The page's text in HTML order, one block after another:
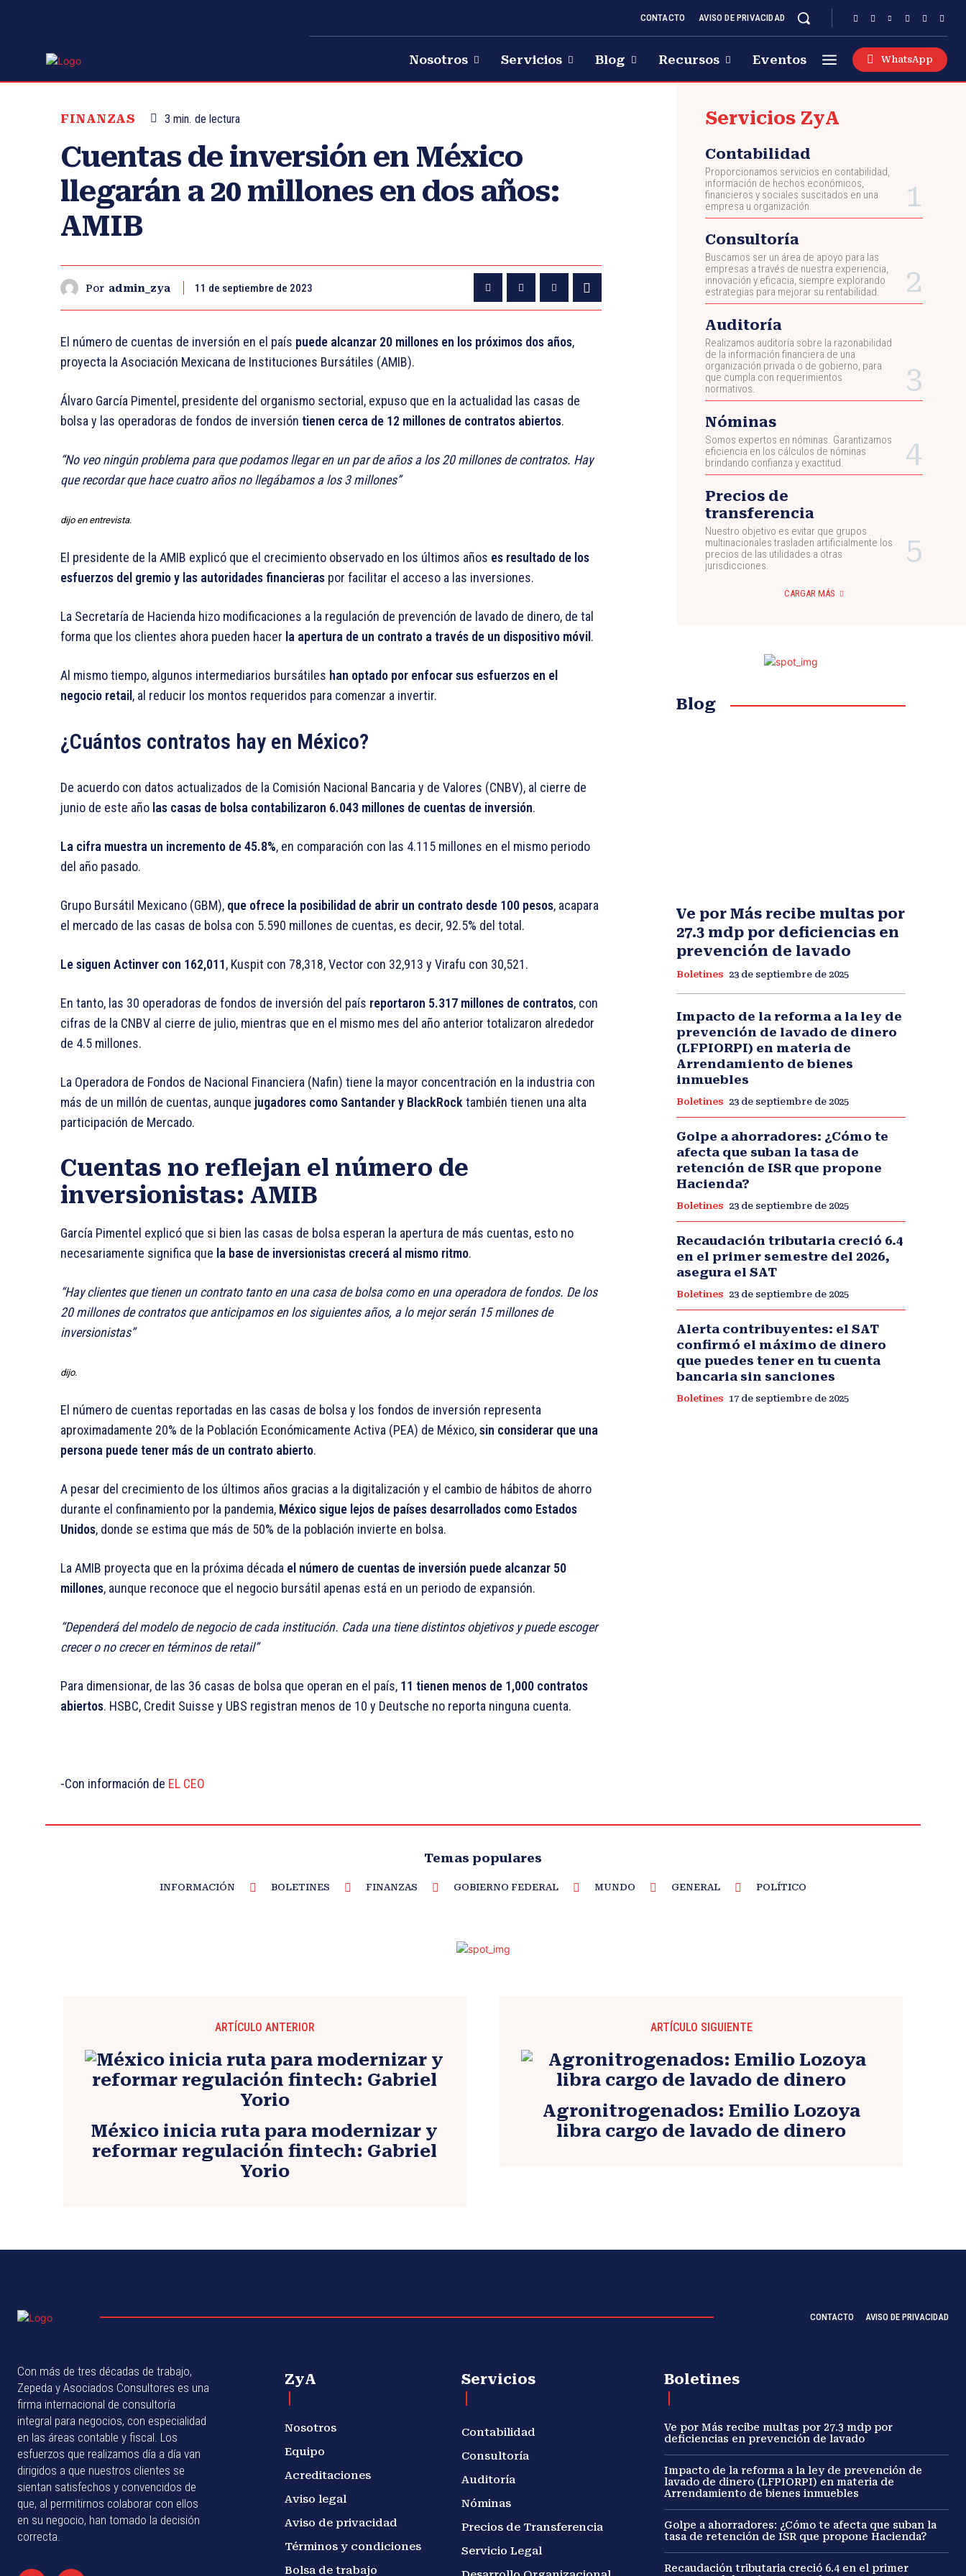
CONTACTO AVISO DE PRIVACIDAD
Nosotros Servicios Blog Recursos Eventos WhatsApp
FINANZAS 3 min. de lectura
Cuentas de inversión en México
llegarán a 20 millones en dos años:
AMIB
Por admin_zya 11 de septiembre de 2023
El número de cuentas de inversión en el país puede alcanzar 20 millones en los próximos dos años,
proyecta la Asociación Mexicana de Instituciones Bursátiles (AMIB).
Álvaro García Pimentel, presidente del organismo sectorial, expuso que en la actualidad las casas de
bolsa y las operadoras de fondos de inversión tienen cerca de 12 millones de contratos abiertos.
No veo ningún problema para que podamos llegar en un par de años a los 20 millones de contratos. Hay
que recordar que hace cuatro años no llegábamos a los 3 millones
dijo en entrevista.
El presidente de la AMIB explicó que el crecimiento observado en los últimos años es resultado de los
esfuerzos del gremio y las autoridades financieras por facilitar el acceso a las inversiones.
La Secretaría de Hacienda hizo modificaciones a la regulación de prevención de lavado de dinero, de tal
forma que los clientes ahora pueden hacer la apertura de un contrato a través de un dispositivo móvil .
Al mismo tiempo, algunos intermediarios bursátiles han optado por enfocar sus esfuerzos en el
negocio retail , al reducir los montos requeridos para comenzar a invertir.
¿Cuántos contratos hay en México?
De acuerdo con datos actualizados de la Comisión Nacional Bancaria y de Valores (CNBV), al cierre de
junio de este año las casas de bolsa contabilizaron 6.043 millones de cuentas de inversión.
La cifra muestra un incremento de 45.8%, en comparación con las 4.115 millones en el mismo periodo
del año pasado.
Grupo Bursátil Mexicano (GBM), que ofrece la posibilidad de abrir un contrato desde 100 pesos, acapara
el mercado de las casas de bolsa con 5.590 millones de cuentas, es decir, 92.5% del total.
Le siguen Actinver con 162,011, Kuspit con 78,318, Vector con 32,913 y Virafu con 30,521.
En tanto, las 30 operadoras de fondos de inversión del país reportaron 5.317 millones de contratos, con
cifras de la CNBV al cierre de julio, mientras que en el mismo mes del año anterior totalizaron alrededor
de 4.5 millones.
La Operadora de Fondos de Nacional Financiera (Nafin) tiene la mayor concentración en la industria con
más de un millón de cuentas, aunque jugadores como Santander y BlackRocktambién tienen una alta
participación de Mercado.
Cuentas no reflejan el número de
inversionistas: AMIB
García Pimentel explicó que si bien las casas de bolsa esperan la apertura de más cuentas, esto no
necesariamente significa que la base de inversionistas crecerá al mismo ritmo.
Hay clientes que tienen un contrato tanto en una casa de bolsa como en una operadora de fondos. De los
20 millones de contratos que anticipamos en los siguientes años, a lo mejor serán 15 millones de
inversionistas
dijo.
El número de cuentas reportadas en las casas de bolsa y los fondos de inversión representa
aproximadamente 20% de la Población Económicamente Activa (PEA) de México,sin considerar que una
persona puede tener más de un contrato abierto.
A pesar del crecimiento de los últimos años gracias a la digitalización y el cambio de hábitos de ahorro
durante el confinamiento por la pandemia, México sigue lejos de países desarrollados como Estados
Unidos, donde se estima que más de 50% de la población invierte en bolsa.
La AMIB proyecta que en la próxima década el número de cuentas de inversión puede alcanzar 50
millones, aunque reconoce que el negocio bursátil apenas está en un periodo de expansión.
Dependerá del modelo de negocio de cada institución. Cada una tiene distintos objetivos y puede escoger
crecer o no crecer en términos de retail
Para dimensionar, de las 36 casas de bolsa que operan en el país, 11 tienen menos de 1,000 contratos
abiertos. HSBC, Credit Suisse y UBS registran menos de 10 y Deutsche no reporta ninguna cuenta.
-Con información de EL CEO
Servicios ZyA
Contabilidad
Proporcionamos servicios en contabilidad,
información de hechos económicos,
financieros y sociales suscitados en una
empresa u organización.
Consultoría
Buscamos ser un área de apoyo para las
empresas a través de nuestra experiencia,
innovación y eficacia, siempre explorando
estrategias para mejorar su rentabilidad.
Auditoría
Realizamos auditoría sobre la razonabilidad
de la información financiera de una
organización privada o de gobierno, para
que cumpla con requerimientos
normativos.
Nóminas
Somos expertos en nóminas. Garantizamos
eficiencia en los cálculos de nóminas
brindando confianza y exactitud.
Precios de
transferencia
Nuestro objetivo es evitar que grupos
multinacionales trasladen artificialmente los
precios de las utilidades a otras
jurisdicciones.
CARGAR MÁS
Blog
Ve por Más recibe multas por
27.3 mdp por deficiencias en
prevención de lavado
Boletines 23 de septiembre de 2025
Impacto de la reforma a la ley de
prevención de lavado de dinero
(LFPIORPI) en materia de
Arrendamiento de bienes
inmuebles
Boletines 23 de septiembre de 2025
Golpe a ahorradores: ¿Cómo te
afecta que suban la tasa de
retención de ISR que propone
Hacienda?
Boletines 23 de septiembre de 2025
Recaudación tributaria creció 6.4
en el primer semestre del 2026,
asegura el SAT
Boletines 23 de septiembre de 2025
Alerta contribuyentes: el SAT
confirmó el máximo de dinero
que puedes tener en tu cuenta
bancaria sin sanciones
Boletines 17 de septiembre de 2025
Temas populares
INFORMACIÓN BOLETINES FINANZAS GOBIERNO FEDERAL MUNDO GENERAL POLÍTICO
ARTÍCULO ANTERIOR
México inicia ruta para modernizar y
reformar regulación fintech: Gabriel
Yorio
ARTÍCULO SIGUIENTE
Agronitrogenados: Emilio Lozoya
libra cargo de lavado de dinero
CONTACTO AVISO DE PRIVACIDAD
Con más de tres décadas de trabajo,
Zepeda y Asociados Consultores es una
firma internacional de consultoría
integral para negocios, con especialidad
en las áreas contable y fiscal. Los
esfuerzos que realizamos día a día van
dirigidos a que nuestros clientes se
sientan satisfechos y convencidos de
que, al permitirnos colaborar con ellos
en su negocio, han tomado la decisión
correcta.
ZyA
Nosotros
Equipo
Acreditaciones
Aviso legal
Aviso de privacidad
Términos y condiciones
Bolsa de trabajo
Servicios
Contabilidad
Consultoría
Auditoría
Nóminas
Precios de Transferencia
Servicio Legal
Boletines
Ve por Más recibe multas por 27.3 mdp por
deficiencias en prevención de lavado
Impacto de la reforma a la ley de prevención de
lavado de dinero (LFPIORPI) en materia de
Arrendamiento de bienes inmuebles
Golpe a ahorradores: ¿Cómo te afecta que suban la
tasa de retención de ISR que propone Hacienda?
Recaudación tributaria creció 6.4 en el primer